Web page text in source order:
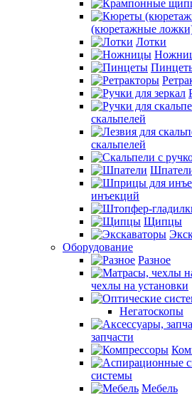
(кюретажные
Лотки
скальпелей
скальпелей
инъекций
Щипцы
Оборудование
Разное
чехлы на установки
Негатоскопы
запчасти
системы
Мебель